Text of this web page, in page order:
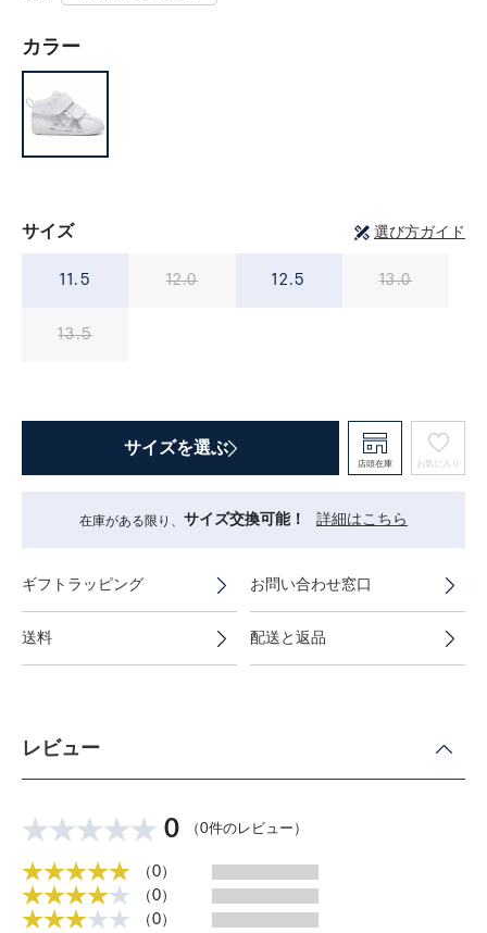
カラー
サイズ 選び方ガイド
11.5 12.0 12.5 13.0
13.5
サイズを選ぶ
店頭在庫 お気に入り
在庫がある限り、 サイズ交換可能！ 詳細はこちら
ギフトラッピング お問い合わせ窓口
送料 配送と返品
レビュー
0 （0件のレビュー）
（0）
（0）
（0）